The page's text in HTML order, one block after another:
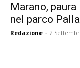
Marano,
nel parco
Redazione - 2